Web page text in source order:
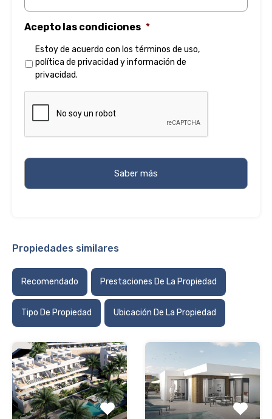
Acepto las condiciones *
Estoy de acuerdo con los términos de uso,
política de privacidad yinformación de
privacidad.
Propiedades similares
Recomendado Prestaciones De La Propiedad
Tipo De Propiedad Ubicación De La Propiedad